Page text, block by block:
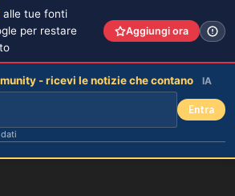
alle tue fonti
per restare
Aggiungi ora
- ricevi le notizie che contano IA
Entra